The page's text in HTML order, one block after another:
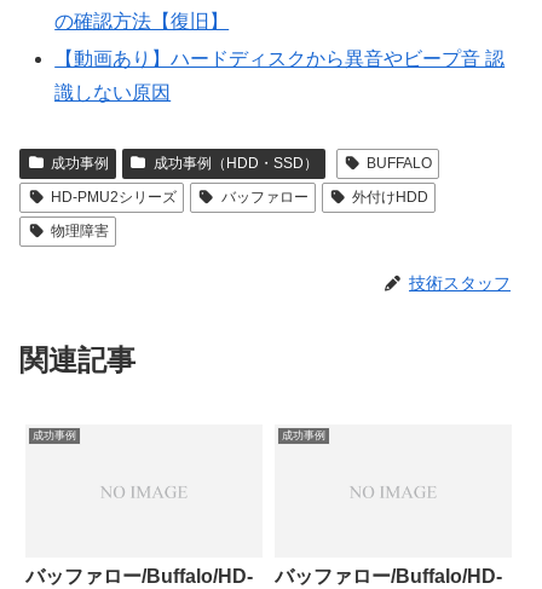
の確認方法【復旧】
【動画あり】ハードディスクから異音やビープ音 認
識しない原因
成功事例 成功事例（HDD・SSD）
BUFFALO
HD-PMU2シリーズ
バッファロー
外付けHDD
物理障害
技術スタッフ
関連記事
成功事例
バッファロー/Buffalo/HD-
成功事例
バッファロー/Buffalo/HD-